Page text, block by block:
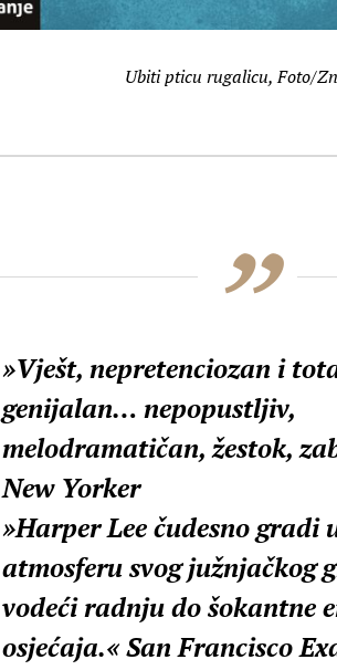
Ubiti pticu rugalicu, Foto/
»Vješt, nepretenciozan i
genijalan… nepopustljiv,
melodramatičan, žestok,
New Yorker
»Harper Lee čudesno gradi
atmosferu svog južnjačkog
vodeći radnju do šokantne
osjećaja.« San Francisco